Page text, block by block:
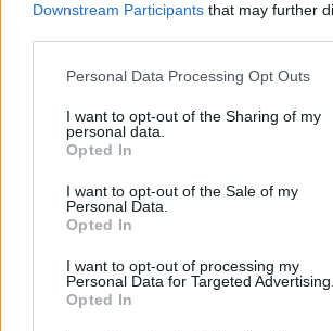
Downstream Participants that may further
Personal Data Processing Opt Outs
I want to opt-out of the Sharing of my
personal data.
Opted In
I want to opt-out of the Sale of my
Personal Data.
Opted In
I want to opt-out of processing my
Personal Data for Targeted Advertising.
Opted In